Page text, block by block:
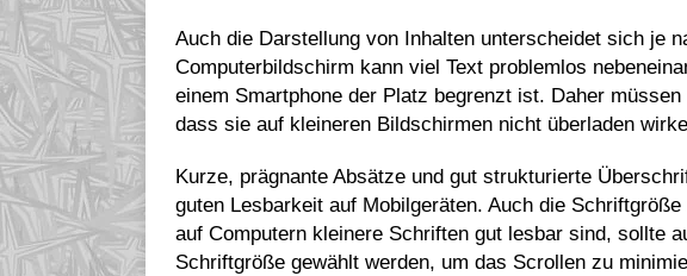
Auch die Darstellung von Inhalten unterscheidet sich je
Computerbildschirm kann viel Text problemlos
einem Smartphone der Platz begrenzt ist. Daher
dass sie auf kleineren Bildschirmen nicht überladen
Kurze, prägnante Absätze und gut strukturierte
guten Lesbarkeit auf Mobilgeräten. Auch die
auf Computern kleinere Schriften gut lesbar sind, sollte
Schriftgröße gewählt werden, um das Scrollen zu